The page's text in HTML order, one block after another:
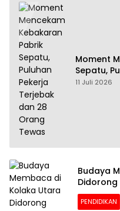
Moment
Sepatu,
28 Orang
11 Juli 2026
Budaya
Didorong
PENDIDIKAN